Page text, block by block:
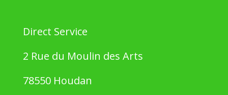
Direct Service
2 Rue du Moulin des Arts
78550 Houdan